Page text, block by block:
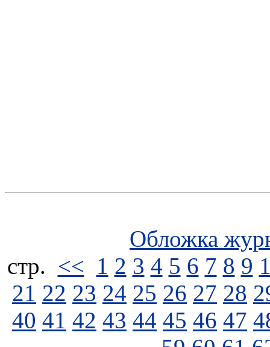
Обложка
стp. << 1 2 3 4 5 6 7 8 9
21 22 23 24 25 26 27 28
40 41 42 43 44 45 46 47